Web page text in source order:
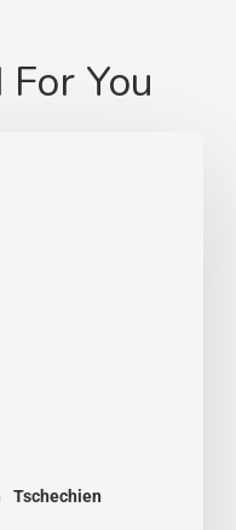
You
Tschechien